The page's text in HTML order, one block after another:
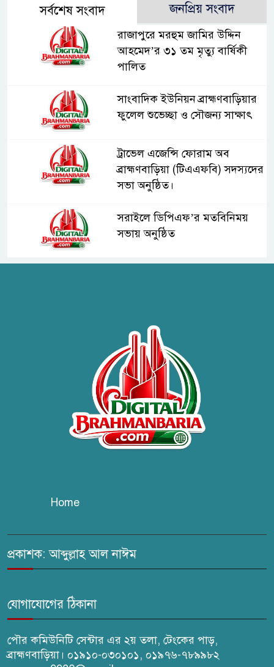
সর্বশেষ সংবাদ জনপ্রিয় সংবাদ
রাজাপুরে মরহুম জামির উদ্দিন
আহমেদ’র ৩১ তম মৃত্যু বার্ষিকী
পালিত
সাংবাদিক ইউনিয়ন ব্রাহ্মণবাড়িয়ার
ফুলেল শুভেচ্ছা ও সৌজন্য সাক্ষাৎ
ট্রাভেল এজেন্সি ফোরাম অব
ব্রাহ্মণবাড়িয়া (টিএএফবি) সদস্যদের
সভা অনুষ্ঠিত।
সরাইলে ডিপিএফ’র মতবিনিময়
সভায় অনুষ্ঠিত
ব্রাহ্মণবাড়িয়ায় তরী বাংলাদেশের
উদ্যোগে বৃক্ষরোপণ ও গাছের চারা
বিতরণ।
কবি জয়দুল হোসেনের
‘পাখপাখালির মিলনমেলা’ গ্রন্থের
প্রকাশনা উৎসব
চুরির দায়ে সুলতানপুরের বোরহান
ঢেউ’র আহবায়ক সোহেল সদস্য
Home
প্রকাশক: আব্দুল্লাহ আল নাঈম
যোগাযোগের ঠিকানা
পৌর কমিউনিটি সেন্টার এর ২য় তলা, টেংকের পাড়,
ব্রাহ্মণবাড়িয়া। ০১৯১০-০৩০১০১, ০১৯৭৬-৭৮৯৯৮২